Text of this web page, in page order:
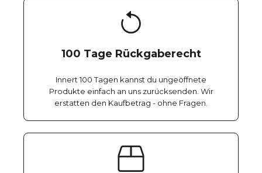
100 Tage Rückgaberecht
Innert 100 Tagen kannst du ungeöffnete
Produkte einfach an uns zurücksenden. Wir
erstatten den Kaufbetrag - ohne Fragen.